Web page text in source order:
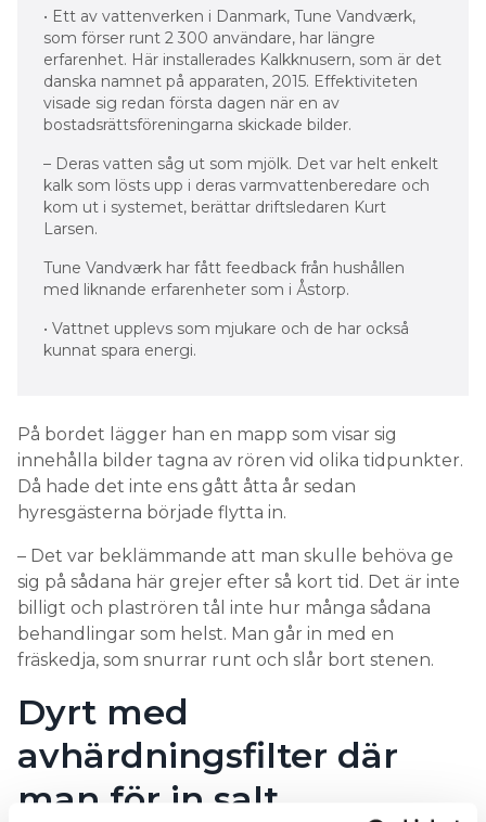
• Ett av vattenverken i Danmark, Tune Vandværk,
som förser runt 2 300 användare, har längre
erfarenhet. Här installerades Kalkknusern, som är det
danska namnet på apparaten, 2015. Effektiviteten
visade sig redan första dagen när en av
bostadsrättsföreningarna skickade bilder.
– Deras vatten såg ut som mjölk. Det var helt enkelt
kalk som lösts upp i deras varmvattenberedare och
kom ut i systemet, berättar driftsledaren Kurt
Larsen.
Tune Vandværk har fått feedback från hushållen
med liknande erfarenheter som i Åstorp.
• Vattnet upplevs som mjukare och de har också
kunnat spara energi.
På bordet lägger han en mapp som visar sig
innehålla bilder tagna av rören vid olika tidpunkter.
Då hade det inte ens gått åtta år sedan
hyresgästerna började flytta in.
– Det var beklämmande att man skulle behöva ge
sig på sådana här grejer efter så kort tid. Det är inte
billigt och plaströren tål inte hur många sådana
behandlingar som helst. Man går in med en
fräskedja, som snurrar runt och slår bort stenen.
Dyrt med
avhärdningsfilter där
man för in salt